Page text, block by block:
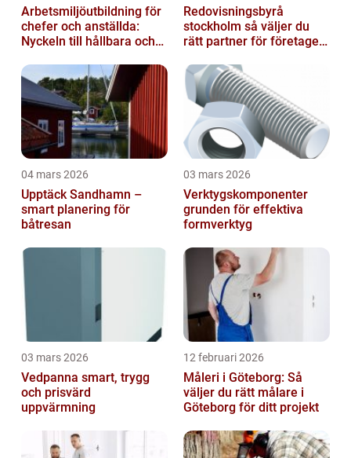
Arbetsmiljöutbildning för
chefer och anställda:
Nyckeln till hållbara och
Redovisningsbyrå
stockholm så väljer du
rätt partner för företagets
04 mars 2026
Upptäck Sandhamn –
smart planering för
båtresan
03 mars 2026
Verktygskomponenter
grunden för effektiva
formverktyg
03 mars 2026
Vedpanna smart, trygg
och prisvärd
uppvärmning
12 februari 2026
Måleri i Göteborg: Så
väljer du rätt målare i
Göteborg för ditt projekt